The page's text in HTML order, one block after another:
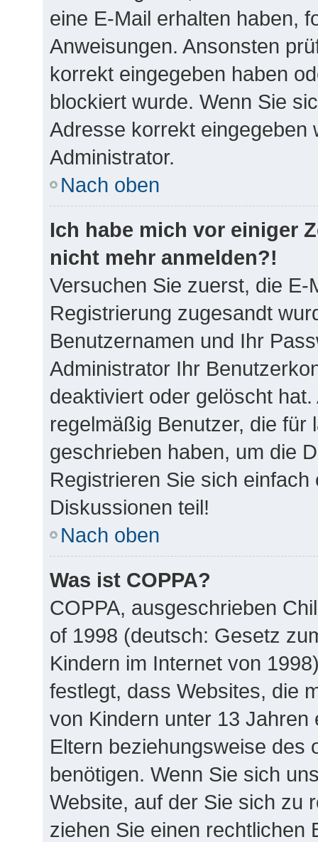
eine E-Mail erhalten haben,
Anweisungen. Ansonsten
korrekt eingegeben haben
blockiert wurde. Wenn Sie
Adresse korrekt eingegeben
Administrator.
Nach oben
Ich habe mich vor einiger
nicht mehr anmelden?!
Versuchen Sie zuerst, die
Registrierung zugesandt
Benutzernamen und Ihr
Administrator Ihr
deaktiviert oder gelöscht
regelmäßig Benutzer, die für
geschrieben haben, um die
Registrieren Sie sich
Diskussionen teil!
Nach oben
Was ist COPPA?
COPPA, ausgeschrieben
of 1998 (deutsch: Gesetz
Kindern im Internet von
festlegt, dass Websites, die
von Kindern unter 13
Eltern beziehungsweise des
benötigen. Wenn Sie sich
Website, auf der Sie sich zu
ziehen Sie einen rechtlichen